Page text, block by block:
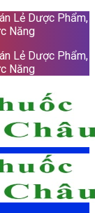
Lẻ Dược Phẩm,
Năng
Lẻ Dược Phẩm,
Năng